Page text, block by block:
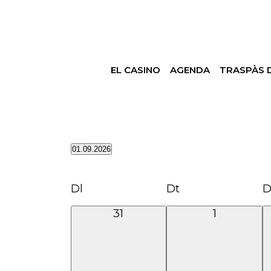
EL CASINO AGENDA TRASPÀS
01.09.2026
data.
Calendari
Esdeveniments
Dl Dt
0
31
0
1